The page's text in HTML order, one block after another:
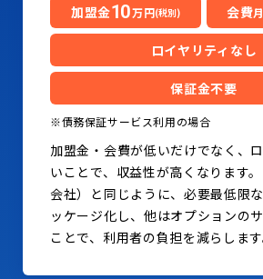
加盟金10万円(税別) 会費月
ロイヤリティなし
保証金不要
※債務保証サービス利用の場合
加盟金・会費が低いだけでなく、
いことで、収益性が高くなります
会社）と同じように、必要最低限
ッケージ化し、他はオプションの
ことで、利用者の負担を減らします